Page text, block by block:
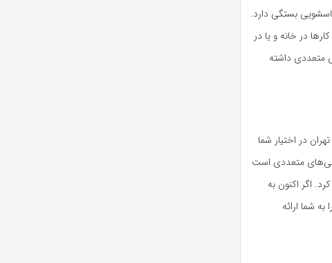
بستگی دارد.
در خانه و یا در
متعددی داشته
در اختیار شما
متعددی است
اگر اکنون به
شما ارائه